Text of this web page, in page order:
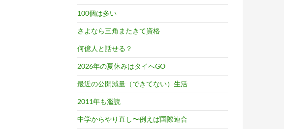
100個は多い
さよなら三角またきて資格
何億人と話せる？
2026年の夏休みはタイへGO
最近の公開減量（できてない）生活
2011年も濫読
中学からやり直し〜例えば国際連合